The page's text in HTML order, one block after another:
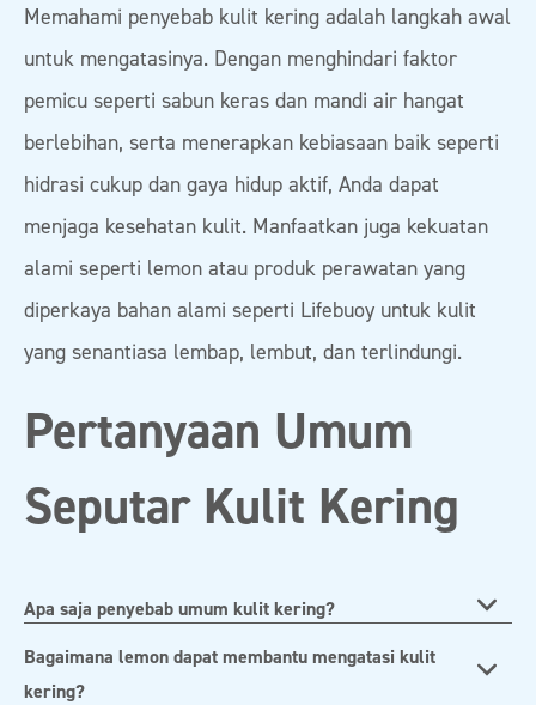
Memahami penyebab kulit kering adalah langkah awal
untuk mengatasinya. Dengan menghindari faktor
pemicu seperti sabun keras dan mandi air hangat
berlebihan, serta menerapkan kebiasaan baik seperti
hidrasi cukup dan gaya hidup aktif, Anda dapat
menjaga kesehatan kulit. Manfaatkan juga kekuatan
alami seperti lemon atau produk perawatan yang
diperkaya bahan alami seperti Lifebuoy untuk kulit
yang senantiasa lembap, lembut, dan terlindungi.
Pertanyaan Umum
Seputar Kulit Kering
Apa saja penyebab umum kulit kering?
Bagaimana lemon dapat membantu mengatasi kulit
kering?